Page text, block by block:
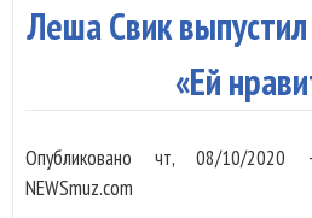
Леша Свик
«Ей
Опубликовано чт, 08/10/2020
NEWSmuz.com